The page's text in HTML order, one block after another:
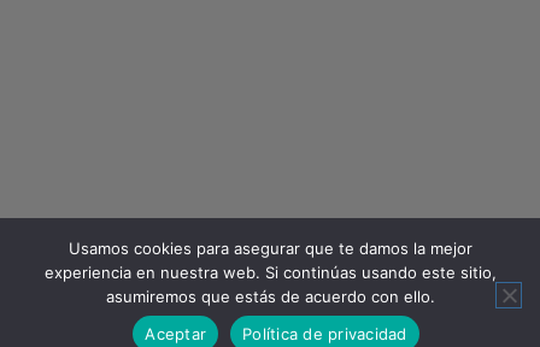
Usamos cookies para asegurar que te damos la mejor
experiencia en nuestra web. Si continúas usando este sitio,
asumiremos que estás de acuerdo con ello.
Aceptar
Política de privacidad